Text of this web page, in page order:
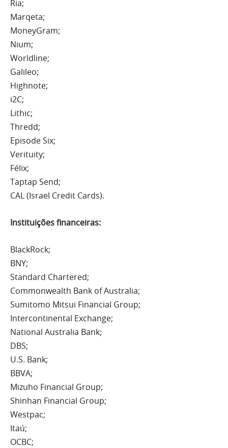
Ria;
Marqeta;
MoneyGram;
Nium;
Worldline;
Galileo;
Highnote;
i2C;
Lithic;
Thredd;
Episode Six;
Verituity;
Félix;
Taptap Send;
CAL (Israel Credit Cards).
Instituições financeiras:
BlackRock;
BNY;
Standard Chartered;
Commonwealth Bank of Australia;
Sumitomo Mitsui Financial Group;
Intercontinental Exchange;
National Australia Bank;
DBS;
U.S. Bank;
BBVA;
Mizuho Financial Group;
Shinhan Financial Group;
Westpac;
Itaú;
OCBC;